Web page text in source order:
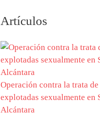
Artículos
Operación contra la trata de
explotadas sexualmente en
Alcántara